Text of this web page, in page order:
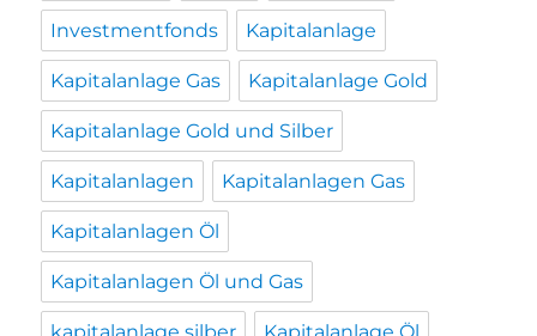
Investmentfonds Kapitalanlage
Kapitalanlage Gas Kapitalanlage Gold
Kapitalanlage Gold und Silber
Kapitalanlagen Kapitalanlagen Gas
Kapitalanlagen Öl
Kapitalanlagen Öl und Gas
kapitalanlage silber Kapitalanlage Öl